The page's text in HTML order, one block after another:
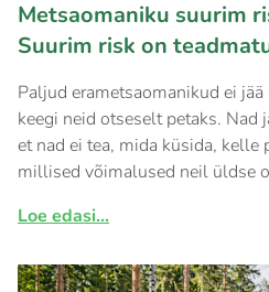
Metsaomaniku suurim
Suurim risk on
Paljud erametsaomanikud ei
keegi neid otseselt petaks. Nad
et nad ei tea, mida küsida, kelle
millised võimalused neil üldse
Loe edasi...